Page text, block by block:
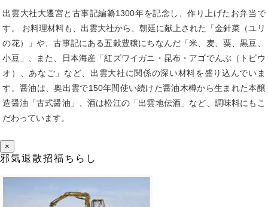
出雲大社大遷宮と古事記編纂1300年を記念し、作り上げたお弁当で
す。 お料理材料も、出雲大社から、朝廷に献上された「金針菜（ユリ
の花）」や、古事記にある五穀豊穣にちなんだ「米、麦、粟、黒豆、
小豆」、また、日本海産「紅ズワイガニ・昆布・アゴでんぶ（トビウ
オ）、あなご」など、出雲大社に関係の深い材料を盛り込んでいま
す。醤油は、奥出雲で150年間使い続けた醤油木樽から生まれた本醸
造醤油「古式醤油」、酒は松江の「出雲地伝酒」など、調味料にもこ
だわっています。
×
邪気退散招福ちらし